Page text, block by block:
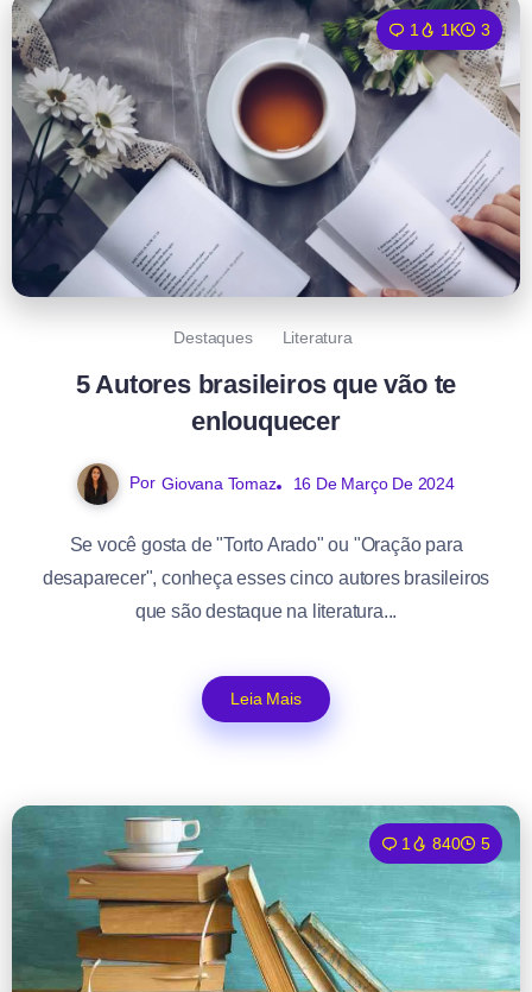
1 1K 3
Destaques Literatura
5 Autores brasileiros que vão te
enlouquecer
Por Giovana Tomaz 16 De Março De 2024
Se você gosta de "Torto Arado" ou "Oração para
desaparecer", conheça esses cinco autores brasileiros
que são destaque na literatura...
Leia Mais
1 840 5